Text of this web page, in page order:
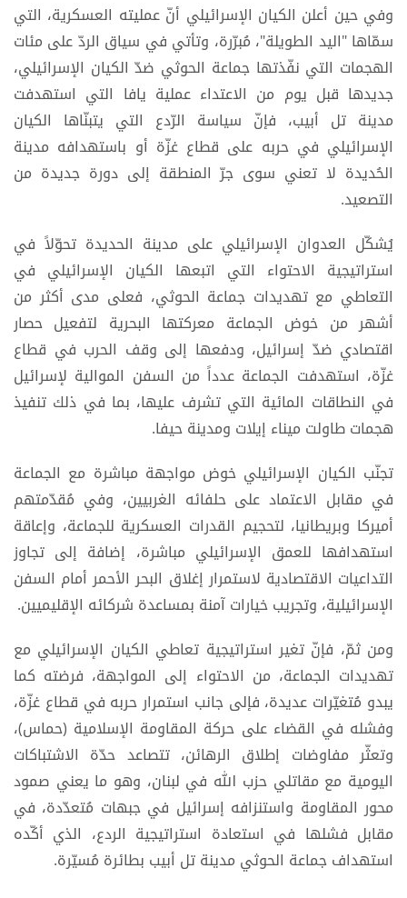
وفي حين أعلن الكيان الإسرائيلي أنّ عمليته العسكرية، التي
سمّاها "اليد الطويلة"، مُبرّرة، وتأتي في سياق الردّ على مئات
الهجمات التي نفّذتها جماعة الحوثي ضدّ الكيان الإسرائيلي،
جديدها قبل يوم من الاعتداء عملية يافا التي استهدفت
مدينة تل أبيب، فإنّ سياسة الرّدع التي يتبنّاها الكيان
الإسرائيلي في حربه على قطاع غزّة أو باستهدافه مدينة
الحُديدة لا تعني سوى جرّ المنطقة إلى دورة جديدة من
التصعيد.
يُشكّل العدوان الإسرائيلي على مدينة الحديدة تحوّلاً في
استراتيجية الاحتواء التي اتبعها الكيان الإسرائيلي في
التعاطي مع تهديدات جماعة الحوثي، فعلى مدى أكثر من
أشهر من خوض الجماعة معركتها البحرية لتفعيل حصار
اقتصادي ضدّ إسرائيل، ودفعها إلى وقف الحرب في قطاع
غزّة، استهدفت الجماعة عدداً من السفن الموالية لإسرائيل
في النطاقات المائية التي تشرف عليها، بما في ذلك تنفيذ
هجمات طاولت ميناء إيلات ومدينة حيفا.
تجنّب الكيان الإسرائيلي خوض مواجهة مباشرة مع الجماعة
في مقابل الاعتماد على حلفائه الغربيين، وفي مُقدّمتهم
أميركا وبريطانيا، لتحجيم القدرات العسكرية للجماعة، وإعاقة
استهدافها للعمق الإسرائيلي مباشرة، إضافة إلى تجاوز
التداعيات الاقتصادية لاستمرار إغلاق البحر الأحمر أمام السفن
الإسرائيلية، وتجريب خيارات آمنة بمساعدة شركائه الإقليميين.
ومن ثمّ، فإنّ تغير استراتيجية تعاطي الكيان الإسرائيلي مع
تهديدات الجماعة، من الاحتواء إلى المواجهة، فرضته كما
يبدو مُتغيّرات عديدة، فإلى جانب استمرار حربه في قطاع غزّة،
وفشله في القضاء على حركة المقاومة الإسلامية (حماس)،
وتعثّر مفاوضات إطلاق الرهائن، تتصاعد حدّة الاشتباكات
اليومية مع مقاتلي حزب الله في لبنان، وهو ما يعني صمود
محور المقاومة واستنزافه إسرائيل في جبهات مُتعدّدة، في
مقابل فشلها في استعادة استراتيجية الردع، الذي أكّده
استهداف جماعة الحوثي مدينة تل أبيب بطائرة مُسيّرة.